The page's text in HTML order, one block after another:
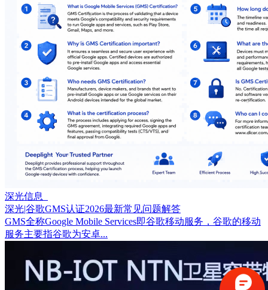
深光信息
深光|谷歌GMS认证2026最新常见问题解答
GMS全称Google Mobile Services即谷歌移动服务，谷歌的移动
服务主要指谷歌为安卓...